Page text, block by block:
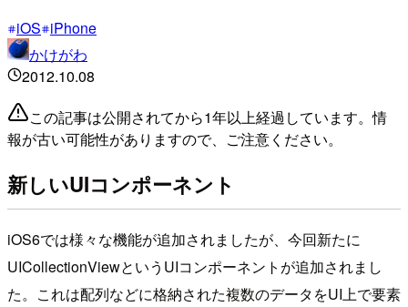
iOS iPhone
かけがわ
2012.10.08
この記事は公開されてから1年以上経過しています。情
報が古い可能性がありますので、ご注意ください。
新しいUIコンポーネント
iOS6では様々な機能が追加されましたが、今回新たに
UICollectionViewというUIコンポーネントが追加されまし
た。これは配列などに格納された複数のデータをUI上で要素